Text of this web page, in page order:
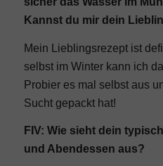
Kannst du mir dein
Mein Lieblingsrezept ist
selbst im Winter kann ich
Probier es mal selbst aus
Sucht gepackt hat!
FIV: Wie sieht dein
und Abendessen aus?